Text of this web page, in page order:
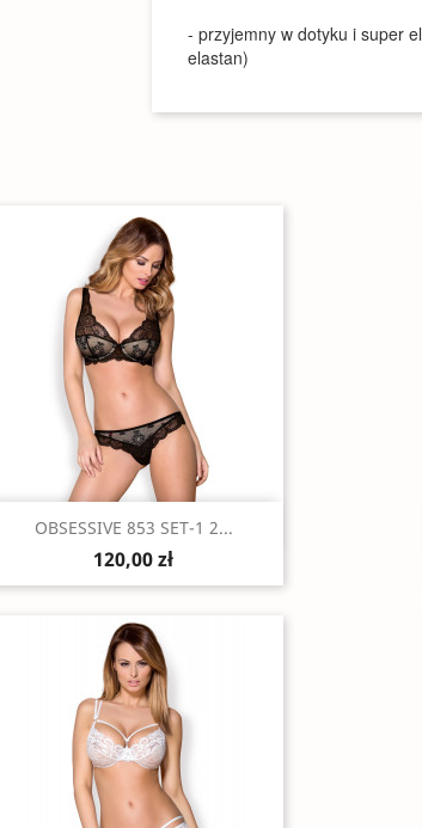
- przyjemny w dotyku i super
elastan)
Szybki podgląd
OBSESSIVE 853 SET-1 2...
120,00 zł